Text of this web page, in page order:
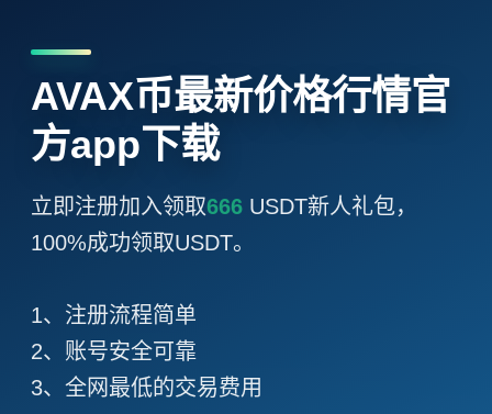
AVAX币最新价格行情官
方app下载
立即注册加入领取666USDT新人礼包，
100%成功领取USDT。
1、注册流程简单
2、账号安全可靠
3、全网最低的交易费用